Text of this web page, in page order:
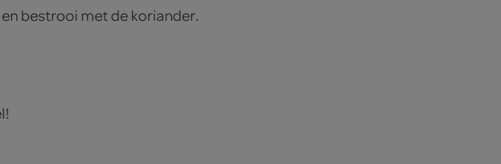
bestrooi met de koriander.